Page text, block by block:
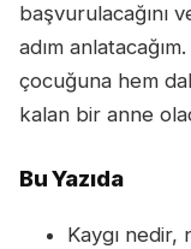
başvurulacağını
adım
çocuğuna hem
kalan bir anne
Bu Yazıda
Kaygı